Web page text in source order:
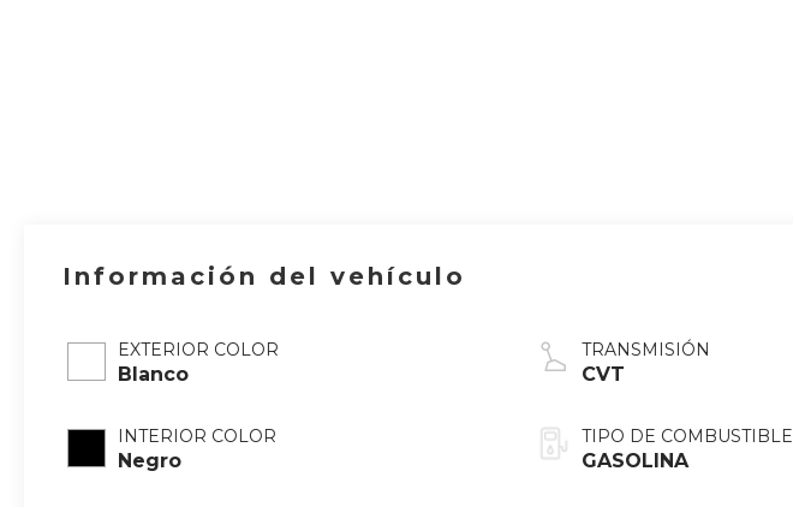
Información del vehículo
EXTERIOR COLOR
Blanco
INTERIOR COLOR
Negro
TRANSMISIÓN
CVT
TIPO DE COMBUSTIBLE
GASOLINA